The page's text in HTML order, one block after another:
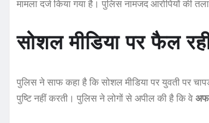
मामला दर्ज किया गया है। पुलिस नामजद आरोपियों की
सोशल मीडिया पर फैल
पुलिस ने साफ कहा है कि सोशल मीडिया पर युवती पर
पुष्टि नहीं करती। पुलिस ने लोगों से अपील की है कि वे